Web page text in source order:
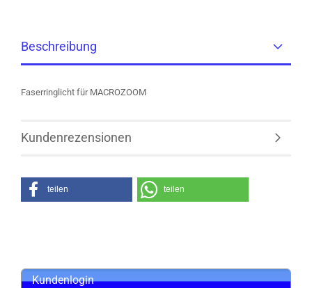
Beschreibung
Faserringlicht für MACROZOOM
Kundenrezensionen
teilen teilen
Kundenlogin